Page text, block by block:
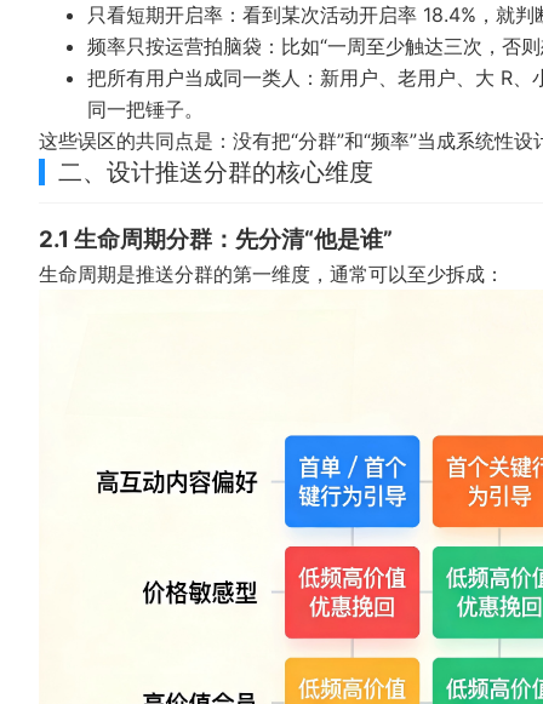
只看短期开启率：看到某次活动开启率 18.4%，就
频率只按运营拍脑袋：比如“一周至少触达三次，否
把所有用户当成同一类人：新用户、老用户、大 R
同一把锤子。
这些误区的共同点是：没有把“分群”和“频率”当成系统性
二、设计推送分群的核心维度
2.1 生命周期分群：先分清“他是谁”
生命周期是推送分群的第一维度，通常可以至少拆成：